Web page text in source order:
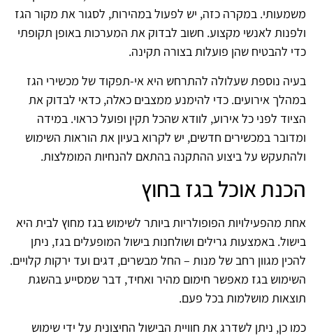
משמעותי. במקרה כזה, יש לפעול במהירות, לסגור את מקור הגז
ולפנות לאנשי מקצוע. חשוב לבדוק את המערכות באופן תקופתי
כדי להבטיח שהן פועלות בצורה תקינה.
בעיה נוספת שעלולה להתרחש היא אי-תפקוד של מכשירי הגז
במהלך אירועים. כדי להימנע ממצבים כאלה, כדאי לבדוק את
הציוד לפני כל אירוע, לוודא שהכל תקין ופועל כראוי. במידה
ומדובר במכשירים חדשים, יש לקרוא בעיון את הוראות השימוש
ולהתעקש על ביצוע ההתקנה בהתאם להנחיות המומלצות.
הכנת אוכל בגז בחוץ
אחת מהפעילויות הפופולריות ביותר לשימוש בגז מחוץ לבית היא
בישול. באמצעות גרילים ושולחנות בישול המופעלים בגז, ניתן
להכין מגוון רחב של מנות – החל מבשרים, דגים ועד ירקות קלויים.
השימוש בגז מאפשר חימום מהיר ואחיד, דבר שמסייע בהשגת
תוצאות מושלמות בכל פעם.
כמו כן, ניתן לשדרג את חוויית הבישול החיצונית על ידי שימוש